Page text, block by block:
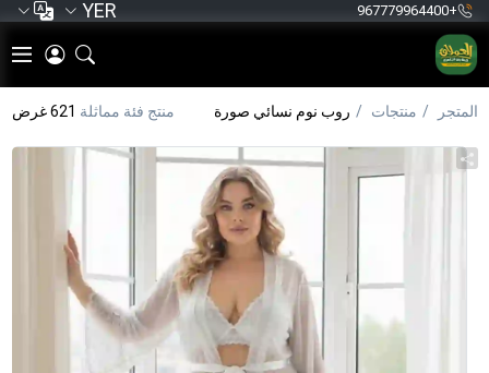
+967779964400
YER
المتجر منتجات روب نوم نسائي صورة منتج فئة مماثلة 621 غرض